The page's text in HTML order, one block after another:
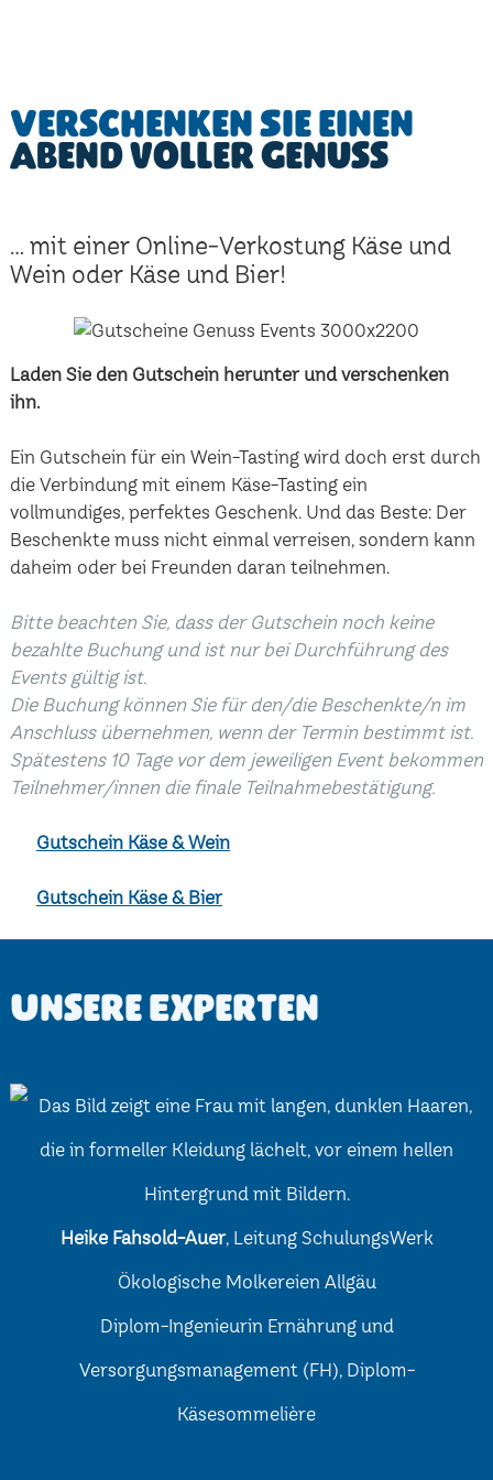
Verschenken Sie einen
Abend voller Genuss
... mit einer Online-Verkostung Käse und
Wein oder Käse und Bier!
Laden Sie den Gutschein herunter und verschenken
ihn.
Ein Gutschein für ein Wein-Tasting wird doch erst durch
die Verbindung mit einem Käse-Tasting ein
vollmundiges, perfektes Geschenk. Und das Beste: Der
Beschenkte muss nicht einmal verreisen, sondern kann
daheim oder bei Freunden daran teilnehmen.
Bitte beachten Sie, dass der Gutschein noch keine
bezahlte Buchung und ist nur bei Durchführung des
Events gültig ist.
Die Buchung können Sie für den/die Beschenkte/n im
Anschluss übernehmen, wenn der Termin bestimmt ist.
Spätestens 10 Tage vor dem jeweiligen Event bekommen
Teilnehmer/innen die finale Teilnahmebestätigung.
Gutschein Käse & Wein
Gutschein Käse & Bier
Unsere Experten
Heike Fahsold-Auer, Leitung SchulungsWerk
Ökologische Molkereien Allgäu
Diplom-Ingenieurin Ernährung und
Versorgungsmanagement (FH), Diplom-
Käsesommelière